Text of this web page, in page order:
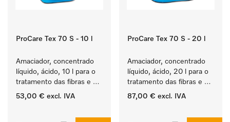
ProCare Tex 70 S - 10 l
Amaciador, concentrado
líquido, ácido, 10 l para o
tratamento das fibras e
uma suavidade duradoura
53,00 € excl. IVA
ProCare Tex 70 S - 20 l
Amaciador, concentrado
líquido, ácido, 20 l para o
tratamento das fibras e
uma suavidade duradoura
87,00 € excl. IVA